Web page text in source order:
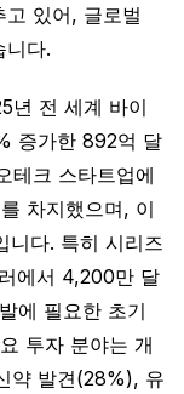
있어, 글로벌
니다.
년 전 세계 바이
증가한 892억 달
테크 스타트업에
차지했으며, 이
니다. 특히 시리즈
에서 4,200만 달
에 필요한 초기
투자 분야는 개
약 발견(28%), 유